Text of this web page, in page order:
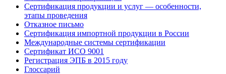
Сертификация продукции и услуг — особенности,
этапы проведения
Отказное письмо
Сертификация импортной продукции в России
Международные системы сертификации
Сертификат ИСО 9001
Регистрация ЭПБ в 2015 году
Глоссарий